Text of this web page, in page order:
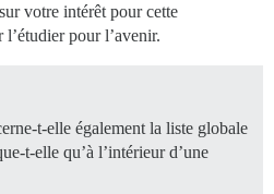
votre intérêt pour cette
pour l’avenir.
t-elle également la liste globale
t-elle qu’à l’intérieur d’une